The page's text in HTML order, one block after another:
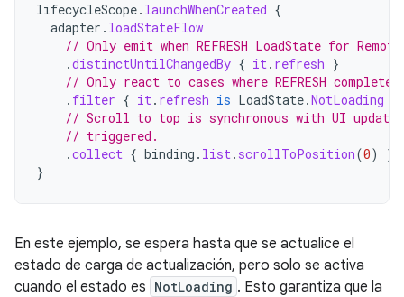
lifecycleScope. launchWhenCreated {
adapter . loadStateFlow
// Only emit when REFRESH LoadState for
.distinctUntilChangedBy { it. refresh }
// Only react to cases where REFRESH
. filter { it. refresh is LoadState.NotLoading
// Scroll to top is synchronous with UI
// triggered.
.collect { binding . list. scrollToPosition(0)
}
}
En este ejemplo, se espera hasta que se actualice el
estado de carga de actualización, pero solo se activa
cuando el estado es NotLoading . Esto garantiza que la